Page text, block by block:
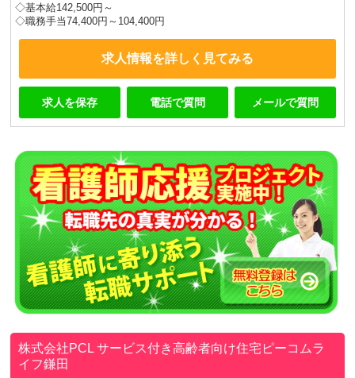
◇基本給142,500円～
◇職務手当74,400円～104,400円
求人情報を詳しく見てみる
求人を保存 電話で質問 メールで質問
株式会社PCLサービス付き高齢者向け住宅ピーコムラ
イフ鎌田